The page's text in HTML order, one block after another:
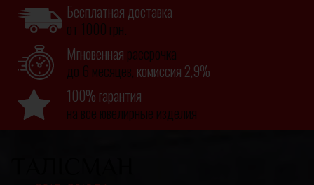
Бесплатная доставка
от 1000 грн.
Мгновенная рассрочка
до 6 месяцев, комиссия 2,9%
100% гарантия
на все ювелирные изделия